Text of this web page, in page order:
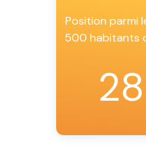
Position parmi
500 habitants